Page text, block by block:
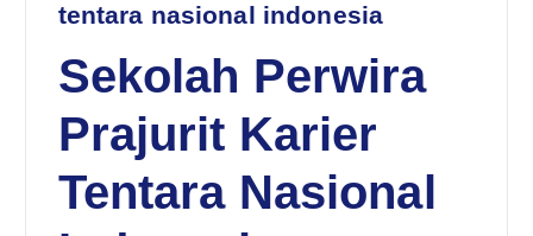
tentara nasional indonesia
Sekolah Perwira
Prajurit Karier
Tentara Nasional